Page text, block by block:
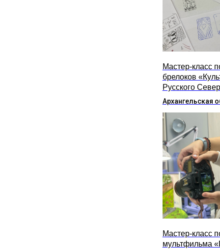
Мастер-класс
брелоков
Русского
Архангельская
Мастер-класс
мультфильма